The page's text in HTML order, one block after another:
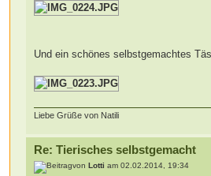
Und ein schönes selbstgemachtes
Liebe Grüße von Natili
Re: Tierisches selbstgemacht
vonLotti am 02.02.2014, 19:34